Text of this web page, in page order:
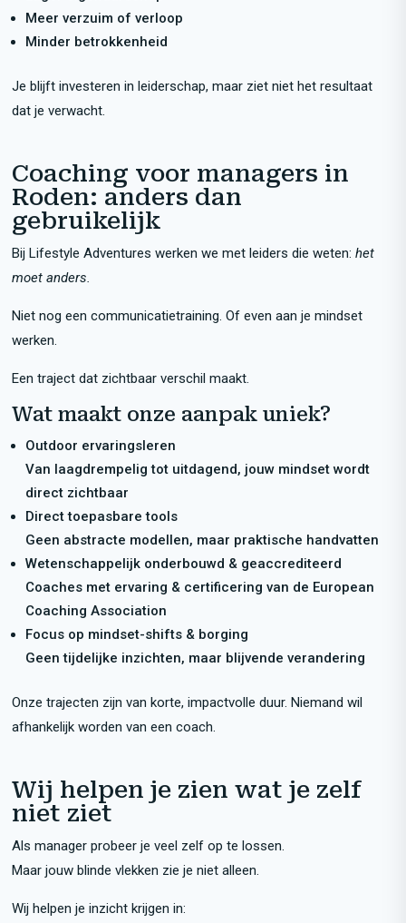
Meer verzuim of verloop
Minder betrokkenheid
Je blijft investeren in leiderschap, maar ziet niet het resultaat
dat je verwacht.
Coaching voor managers in
Roden: anders dan
gebruikelijk
Bij Lifestyle Adventures werken we met leiders die weten:het
moet anders.
Niet nog een communicatietraining. Of even aan je mindset
werken.
Een traject dat zichtbaar verschil maakt.
Wat maakt onze aanpak uniek?
Outdoor ervaringsleren
Van laagdrempelig tot uitdagend, jouw mindset wordt
direct zichtbaar
Direct toepasbare tools
Geen abstracte modellen, maar praktische handvatten
Wetenschappelijk onderbouwd & geaccrediteerd
Coaches met ervaring & certificering van de European
Coaching Association
Focus op mindset-shifts & borging
Geen tijdelijke inzichten, maar blijvende verandering
Onze trajecten zijn van korte, impactvolle duur. Niemand wil
afhankelijk worden van een coach.
Wij helpen je zien wat je zelf
niet ziet
Als manager probeer je veel zelf op te lossen.
Maar jouw blinde vlekken zie je niet alleen.
Wij helpen je inzicht krijgen in: